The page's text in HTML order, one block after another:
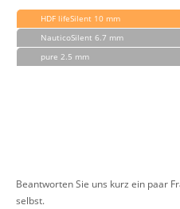
HDF lifeSilent 10 mm
NauticoSilent 6.7 mm
pure 2.5 mm
Beantworten Sie uns kurz ein paar
selbst.